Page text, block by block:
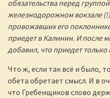
обязательства перед
железнодорожном вокзале
провожавших его
приедет в Калинин. И после
добавил, что приедет только
Что ж, если так всё и было,
обета обретает смысл. И в
что Гребенщиков слово